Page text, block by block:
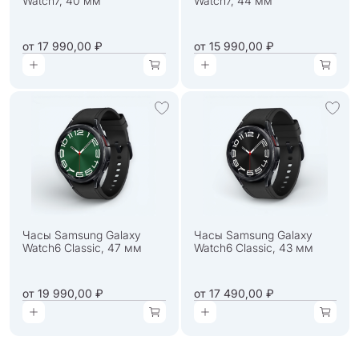
от 17 990,00 ₽ от15 990,00 ₽
Часы Samsung Galaxy
Watch6 Classic, 47 мм
от 19 990,00 ₽
Часы Samsung Galaxy
Watch6 Classic, 43 мм
от17 490,00 ₽